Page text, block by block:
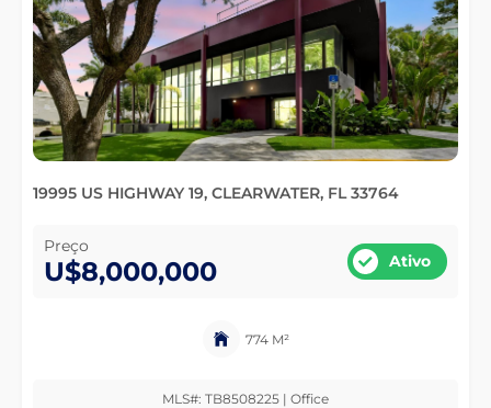
19995 US HIGHWAY 19, CLEARWATER, FL 33764
Preço
U$8,000,000 Ativo
774 M²
MLS#: TB8508225 | Office